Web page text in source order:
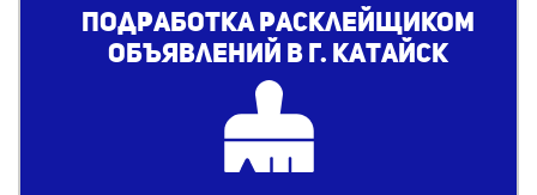
Подработкарасклейщиком
объявлений в г. Катайск